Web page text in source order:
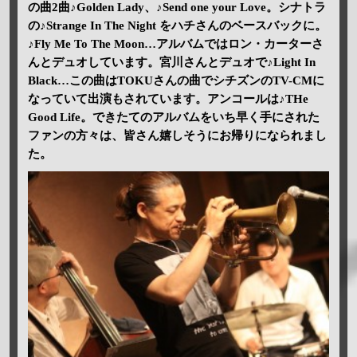
の曲2曲♪Golden Lady、♪Send one your Love。シナトラ
の♪Strange In The Night をハチさんのベースバックに。
♪Fly Me To The Moon…アルバムではロン・カーターさ
んとデュオしています。宮川さんとデュオで♪Light In
Black…この曲はTOKUさんの曲でシチズンのTV-CMに
なっていて出演もされています。アンコールは♪THe
Good Life。できたてのアルバムをいち早く手にされた
ファンの方々は、皆さん嬉しそうにお帰りになられまし
た。